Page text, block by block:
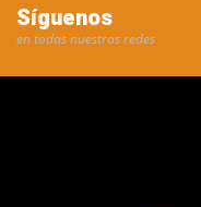
Síguenos
en todas nuestras redes